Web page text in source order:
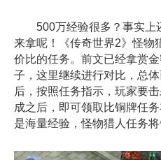
500万经验很多？事实上
来拿呢！《传奇世界2》怪物
价比的任务。前文已经拿赏
子，这里继续进行对比，总
后，按照任务指示，玩家要
成之后，即可领取比铜牌任
是海量经验，怪物猎人任务将